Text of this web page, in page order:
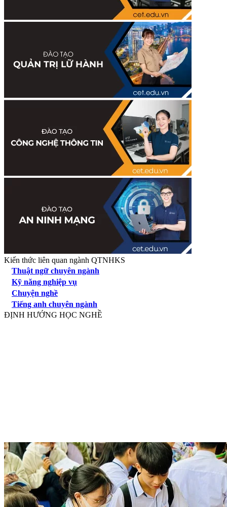
Kiến thức liên quan ngành QTNHKS
Thuật ngữ chuyên ngành
Kỹ năng nghiệp vụ
Chuyện nghề
Tiếng anh chuyên ngành
ĐỊNH HƯỚNG HỌC NGHỀ